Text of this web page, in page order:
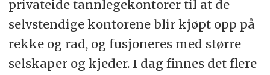
privateide tannlegekontorer til at de
selvstendige kontorene blir kjøpt opp på
rekke og rad, og fusjoneres med større
selskaper og kjeder. I dag finnes det flere